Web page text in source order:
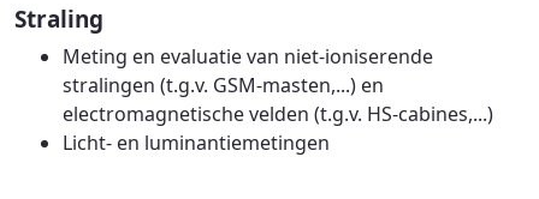
Straling
Meting en evaluatie van niet-ioniserende
stralingen (t.g.v. GSM-masten,...) en
electromagnetische velden (t.g.v. HS-cabines,...)
Licht- en luminantiemetingen